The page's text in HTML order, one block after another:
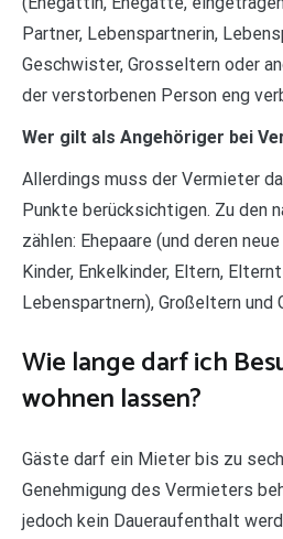
Partner, Lebenspartnerin,
Geschwister, Grosseltern oder
der verstorbenen Person eng
Wer gilt als Angehöriger bei
Allerdings muss der Vermieter
Punkte berücksichtigen. Zu den
zählen: Ehepaare (und deren
Kinder, Enkelkinder, Eltern,
Lebenspartnern), Großeltern und
Wie lange darf ich
wohnen lassen?
Gäste darf ein Mieter bis zu
Genehmigung des Vermieters
jedoch kein Daueraufenthalt